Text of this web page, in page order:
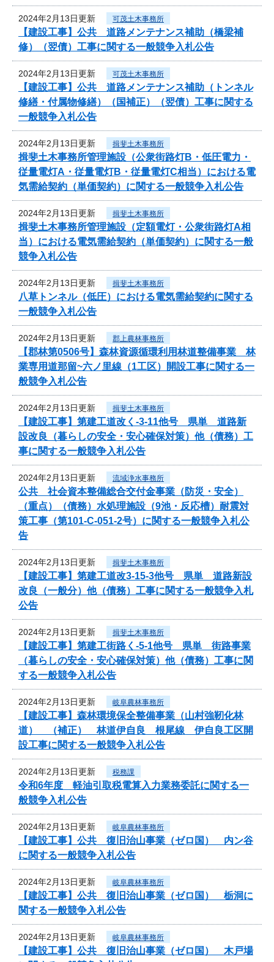
2024年2月13日更新 可茂土木事務所
【建設工事】公共 道路メンテナンス補助（橋梁補
修）（翌債）工事に関する一般競争入札公告
2024年2月13日更新 可茂土木事務所
【建設工事】公共 道路メンテナンス補助（トンネル
修繕・付属物修繕）（国補正）（翌債）工事に関する
一般競争入札公告
2024年2月13日更新 揖斐土木事務所
揖斐土木事務所管理施設（公衆街路灯B・低圧電力・
従量電灯A・従量電灯B・従量電灯C相当）における電
気需給契約（単価契約）に関する一般競争入札公告
2024年2月13日更新 揖斐土木事務所
揖斐土木事務所管理施設（定額電灯・公衆街路灯A相
当）における電気需給契約（単価契約）に関する一般
競争入札公告
2024年2月13日更新 揖斐土木事務所
八草トンネル（低圧）における電気需給契約に関する
一般競争入札公告
2024年2月13日更新 郡上農林事務所
【郡林第0506号】森林資源循環利用林道整備事業 林
業専用道那留~六ノ里線（1工区）開設工事に関する一
般競争入札公告
2024年2月13日更新 揖斐土木事務所
【建設工事】第建工道改く-3-11他号 県単 道路新
設改良（暮らしの安全・安心確保対策）他（債務）工
事に関する一般競争入札公告
2024年2月13日更新 流域浄水事務所
公共 社会資本整備総合交付金事業（防災・安全）
（重点）（債務）水処理施設（9池・反応槽）耐震対
策工事（第101-C-051-2号）に関する一般競争入札公
告
2024年2月13日更新 揖斐土木事務所
【建設工事】第建工道改3-15-3他号 県単 道路新設
改良（一般分）他（債務）工事に関する一般競争入札
公告
2024年2月13日更新 揖斐土木事務所
【建設工事】第建工街路く-5-1他号 県単 街路事業
（暮らしの安全・安心確保対策）他（債務）工事に関
する一般競争入札公告
2024年2月13日更新 岐阜農林事務所
【建設工事】森林環境保全整備事業（山村強靭化林
道） （補正） 林道伊自良 根尾線 伊自良工区開
設工事に関する一般競争入札公告
2024年2月13日更新 税務課
令和6年度 軽油引取税電算入力業務委託に関する一
般競争入札公告
2024年2月13日更新 岐阜農林事務所
【建設工事】公共 復旧治山事業（ゼロ国） 内ン谷
に関する一般競争入札公告
2024年2月13日更新 岐阜農林事務所
【建設工事】公共 復旧治山事業（ゼロ国） 栃洞に
関する一般競争入札公告
2024年2月13日更新 岐阜農林事務所
【建設工事】公共 復旧治山事業（ゼロ国） 木戸場